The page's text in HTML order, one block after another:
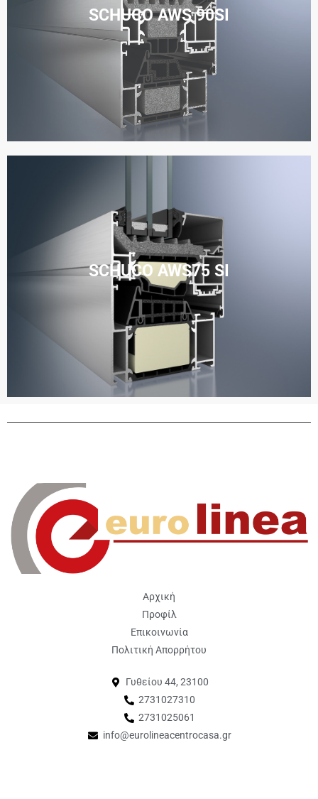
SCHUCO AWS 90SI
SCHUCO AWS75 SI
Αρχική
Προφίλ
Επικοινωνία
Πολιτική Απορρήτου
Γυθείου 44, 23100
2731027310
2731025061
info@eurolineacentrocasa.gr